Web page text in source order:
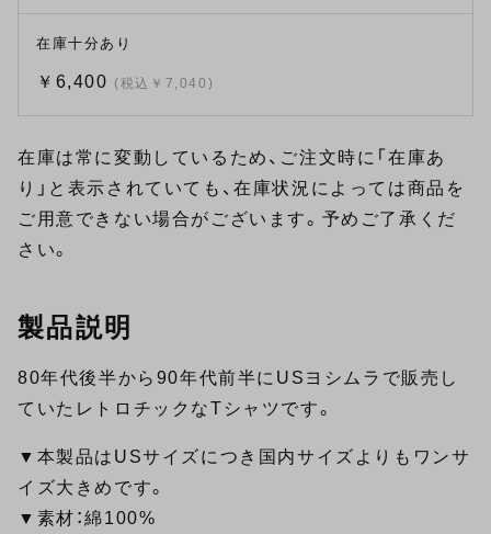
在庫十分あり
￥6,400 (税込￥7,040)
在庫は常に変動しているため、ご注文時に「在庫あ
り」と表示されていても、在庫状況によっては商品を
ご用意できない場合がございます。予めご了承くだ
さい。
製品説明
80年代後半から90年代前半にUSヨシムラで販売し
ていたレトロチックなTシャツです。
▼本製品はUSサイズにつき国内サイズよりもワンサ
イズ大きめです。
▼素材：綿100%